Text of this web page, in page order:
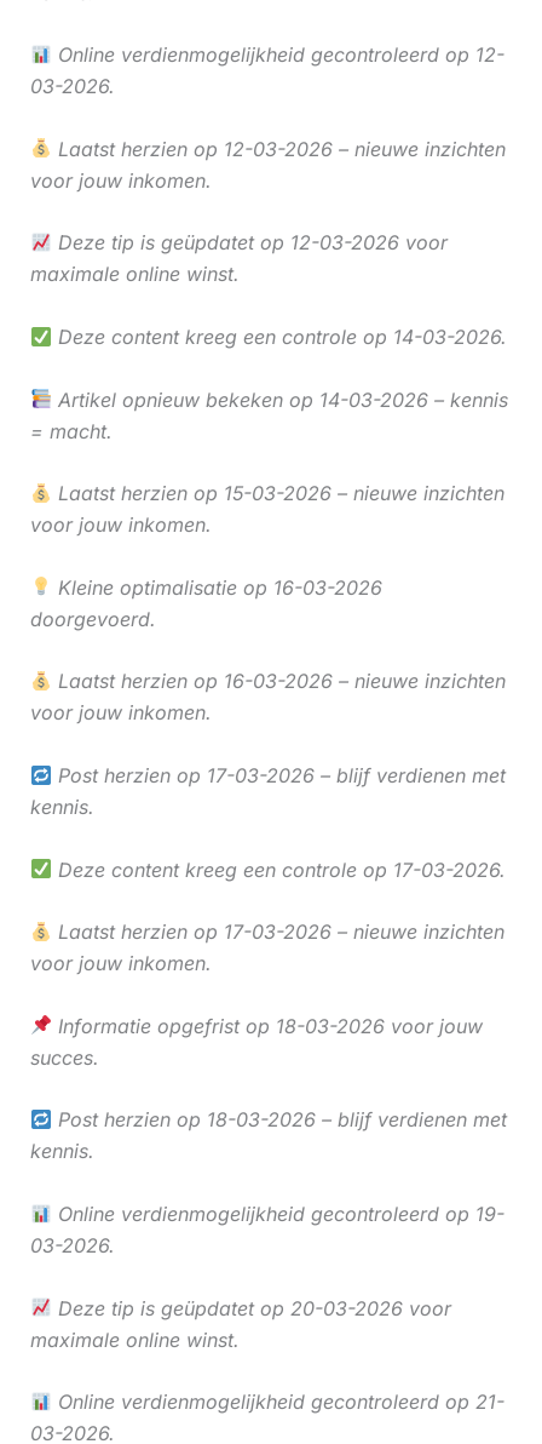
Online verdienmogelijkheid gecontroleerd op 12-
03-2026.
Laatst herzien op 12-03-2026 – nieuwe inzichten
voor jouw inkomen.
Deze tip is geüpdatet op 12-03-2026 voor
maximale online winst.
Deze content kreeg een controle op 14-03-2026.
Artikel opnieuw bekeken op 14-03-2026 – kennis
= macht.
Laatst herzien op 15-03-2026 – nieuwe inzichten
voor jouw inkomen.
Kleine optimalisatie op 16-03-2026
doorgevoerd.
Laatst herzien op 16-03-2026 – nieuwe inzichten
voor jouw inkomen.
Post herzien op 17-03-2026 – blijf verdienen met
kennis.
Deze content kreeg een controle op 17-03-2026.
Laatst herzien op 17-03-2026 – nieuwe inzichten
voor jouw inkomen.
Informatie opgefrist op 18-03-2026 voor jouw
succes.
Post herzien op 18-03-2026 – blijf verdienen met
kennis.
Online verdienmogelijkheid gecontroleerd op 19-
03-2026.
Deze tip is geüpdatet op 20-03-2026 voor
maximale online winst.
Online verdienmogelijkheid gecontroleerd op 21-
03-2026.